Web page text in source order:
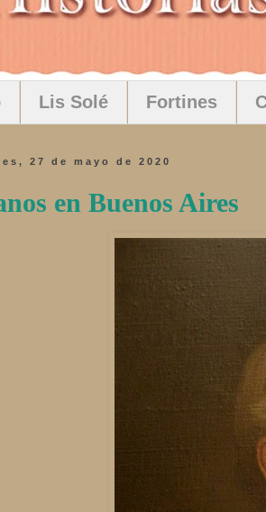
Lis Solé Fortines
27 de mayo de 2020
en Buenos Aires